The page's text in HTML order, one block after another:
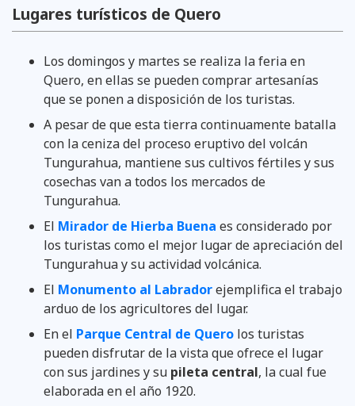
Lugares turísticos de Quero
Los domingos y martes se realiza la feria en
Quero, en ellas se pueden comprar artesanías
que se ponen a disposición de los turistas.
A pesar de que esta tierra continuamente batalla
con la ceniza del proceso eruptivo del volcán
Tungurahua, mantiene sus cultivos fértiles y sus
cosechas van a todos los mercados de
Tungurahua.
El Mirador de Hierba Buena es considerado por
los turistas como el mejor lugar de apreciación del
Tungurahua y su actividad volcánica.
El Monumento al Labradorejemplifica el trabajo
arduo de los agricultores del lugar.
En el Parque Central de Quero los turistas
pueden disfrutar de la vista que ofrece el lugar
con sus jardines y su pileta central, la cual fue
elaborada en el año 1920.